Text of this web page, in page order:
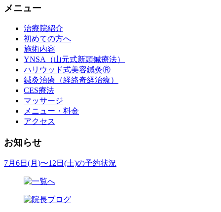
メニュー
治療院紹介
初めての方へ
施術内容
YNSA（山元式新頭鍼療法）
ハリウッド式美容鍼灸Ⓡ
鍼灸治療（経絡奇経治療）
CES療法
マッサージ
メニュー・料金
アクセス
お知らせ
7月6日(月)〜12日(土)の予約状況